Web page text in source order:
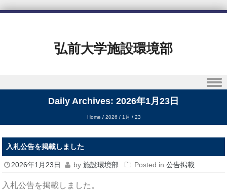
弘前大学施設環境部
Daily Archives: 2026年1月23日
Home / 2026 / 1月 / 23
入札公告を掲載しました
2026年1月23日 by 施設環境部 Posted in 公告掲載
入札公告を掲載しました。